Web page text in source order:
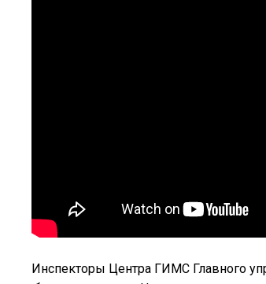
Инспекторы Центра ГИМС Главного